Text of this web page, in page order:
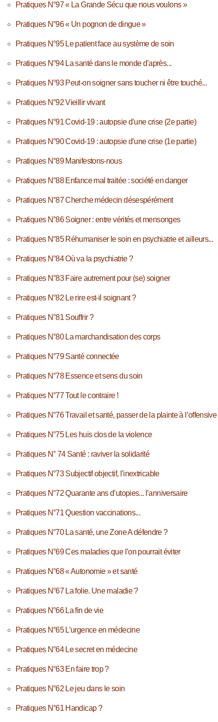
Pratiques N°97 « La Grande Sécu que nous voulons »
Pratiques N°96 « Un pognon de dingue »
Pratiques N°95 Le patient face au système de soin
Pratiques N°94 La santé dans le monde d’après...
Pratiques N°93 Peut-on soigner sans toucher ni être touché...
Pratiques N°92 Vieillir vivant
Pratiques N°91 Covid-19 : autopsie d’une crise (2e partie)
Pratiques N°90 Covid-19 : autopsie d’une crise (1e partie)
Pratiques N°89 Manifestons-nous
Pratiques N°88 Enfance mal traitée : société en danger
Pratiques N°87 Cherche médecin désespérément
Pratiques N°86 Soigner : entre vérités et mensonges
Pratiques N°85 Réhumaniser le soin en psychiatrie et ailleurs...
Pratiques N°84 Où va la psychiatrie ?
Pratiques N°83 Faire autrement pour (se) soigner
Pratiques N°82 Le rire est-il soignant ?
Pratiques N°81 Souffrir ?
Pratiques N°80 La marchandisation des corps
Pratiques N°79 Santé connectée
Pratiques N°78 Essence et sens du soin
Pratiques N°77 Tout le contraire !
Pratiques N°76 Travail et santé, passer de la plainte à l’offensive
Pratiques N°75 Les huis clos de la violence
Pratiques N° 74 Santé : raviver la solidarité
Pratiques N°73 Subjectif objectif, l’inextricable
Pratiques N°72 Quarante ans d’utopies... l’anniversaire
Pratiques N°71 Question vaccinations...
Pratiques N°70 La santé, une Zone A défendre ?
Pratiques N°69 Ces maladies que l’on pourrait éviter
Pratiques N°68 « Autonomie » et santé
Pratiques N°67 La folie. Une maladie ?
Pratiques N°66 La fin de vie
Pratiques N°65 L’urgence en médecine
Pratiques N°64 Le secret en médecine
Pratiques N°63 En faire trop ?
Pratiques N°62 Le jeu dans le soin
Pratiques N°61 Handicap ?